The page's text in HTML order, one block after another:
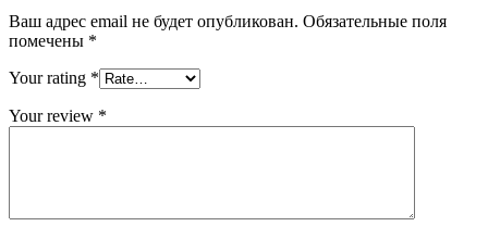
(203A/CF541A),
голубой,
1300
страниц
Ваш адрес email не будет опубликован. Обязательные поля
помечены *
Your rating *
Your review *